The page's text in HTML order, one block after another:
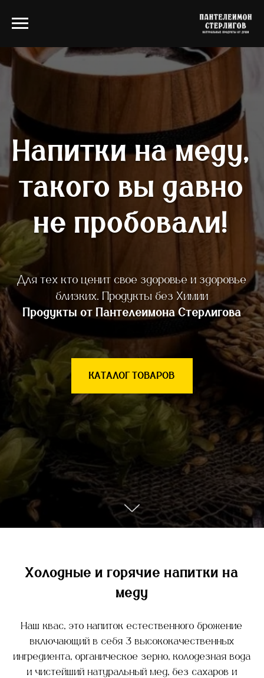
Напитки на меду,
такого вы давно
не пробовали!
Для тех кто ценит свое здоровье и здоровье
близких. Продукты без Химии
Продукты от Пантелеимона Стерлигова
КАТАЛОГ ТОВАРОВ
Холодные и горячие напитки на
меду
Наш квас, это напиток естественного брожение
включающий в себя 3 высококачественных
ингредиента, органическое зерно, колодезная вода
и чистейший натуральный мед, без сахаров и